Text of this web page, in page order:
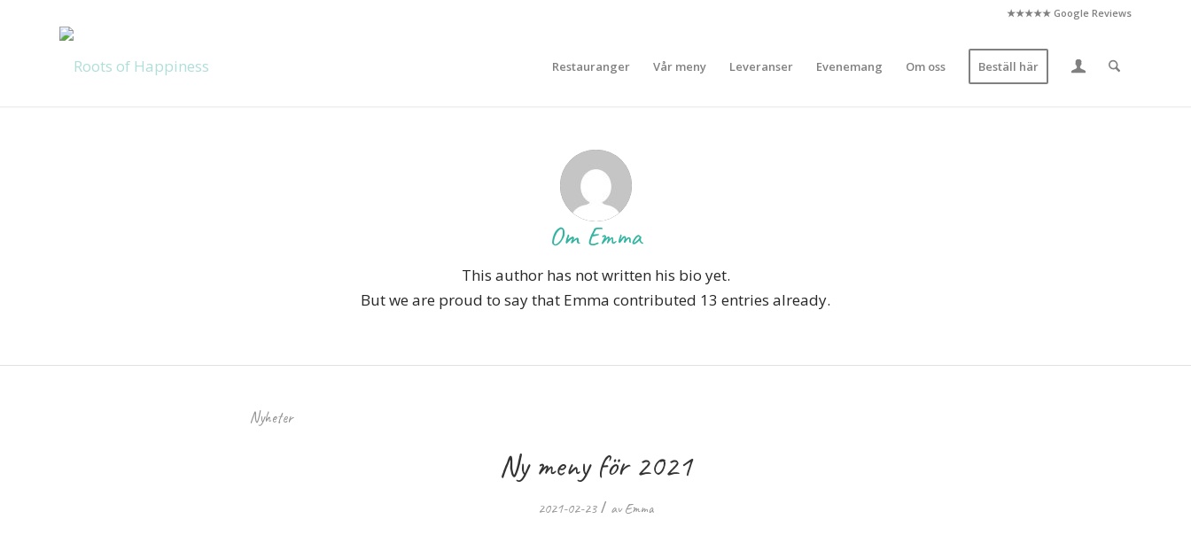
★★★★★ Google Reviews
Restauranger Vår meny Leveranser Evenemang Om oss Beställ här
Om Emma
This author has not written his bio yet.
But we are proud to say that Emma contributed 13 entries already.
Nyheter
Ny meny för 2021
2021-02-23 / avEmma